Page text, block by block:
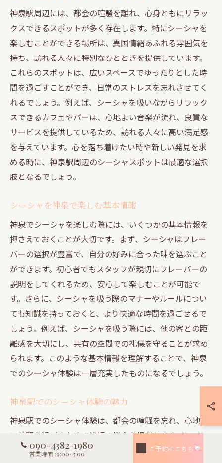
神泉駅周辺には、都会の喧騒を離れ、心身ともにリラッ
クスできるスポットが多く存在します。特にシーシャを
楽しむことができる場所は、異国情緒あふれる雰囲気を
持ち、訪れる人々に特別なひとときを提供しています。
これらのスポットは、広いスペースでゆったりとした時
間を過ごすことができ、日常のストレスを忘れさせてく
れるでしょう。例えば、シーシャを吸いながらリラック
スできるカフェやバーは、心地よい音楽が流れ、良質な
サービスを提供しているため、訪れる人々に高い満足感
を与えています。心を落ち着けたい時や新しい発見を求
める時に、神泉駅周辺のシーシャスポットは最適な選択
肢となるでしょう。
シーシャを神泉で楽しむ基本情報
神泉でシーシャを楽しむ際には、いくつかの基本情報を
押さえておくことが大切です。まず、シーシャはフレー
バーの選択が豊富で、自分の好みに合った味を選ぶこと
ができます。初心者でもスタッフが親切にフレーバーの
説明をしてくれるため、安心して楽しむことが可能で
す。さらに、シーシャを吸う際のマナーやルールについ
ても知識を持っておくと、より快適な時間を過ごせるで
しょう。例えば、シーシャを吸う際には、他の客との距
離感を大切にし、共有の空間での礼儀を守ることが求め
られます。このような基本情報を理解することで、神泉
でのシーシャ体験は一層充実したものになるでしょう。
神泉駅でのシーシャ体験の魅力
神泉駅でのシーシャ体験は、都会の喧騒を忘れ、心地よ
い時間を過ごすための絶好の機会を提供します。シーシ
ャは、香り豊かなフレーバーを楽しむことでリラックス
090-4382-1980
営業時間 19:00~5:00
ご予約はこちら